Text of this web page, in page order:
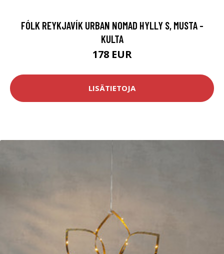
FÓLK REYKJAVÍK URBAN NOMAD HYLLY S, MUSTA -
KULTA
178 EUR
LISÄTIETOJA